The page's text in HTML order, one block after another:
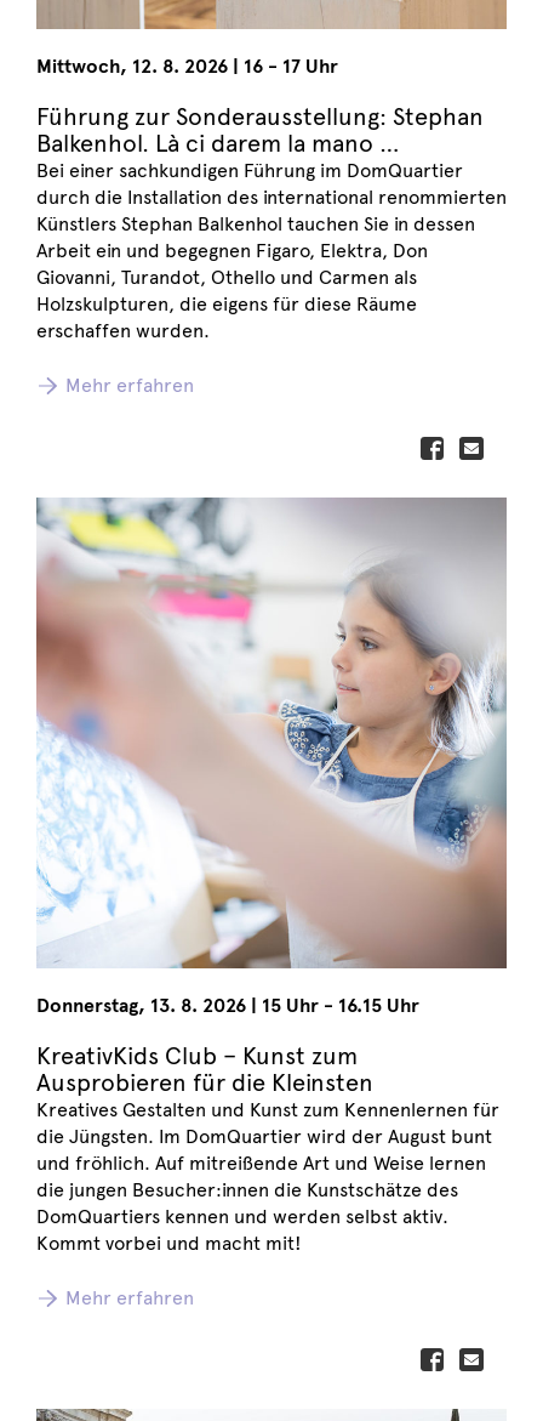
Mittwoch, 12. 8. 2026 16 - 17 Uhr
Führung zur Sonderausstellung: Stephan
Balkenhol. Là ci darem la mano …
Bei einer sachkundigen Führung im DomQuartier
durch die Installation des international renommierten
Künstlers Stephan Balkenhol tauchen Sie in dessen
Arbeit ein und begegnen Figaro, Elektra, Don
Giovanni, Turandot, Othello und Carmen als
Holzskulpturen, die eigens für diese Räume
erschaffen wurden.
Mehr erfahren
Donnerstag, 13. 8. 2026 | 15 Uhr - 16.15 Uhr
KreativKids Club – Kunst zum
Ausprobieren für die Kleinsten
Kreatives Gestalten und Kunst zum Kennenlernen für
die Jüngsten. Im DomQuartier wird der August bunt
und fröhlich. Auf mitreißende Art und Weise lernen
die jungen Besucher:innen die Kunstschätze des
DomQuartiers kennen und werden selbst aktiv.
Kommt vorbei und macht mit!
Mehr erfahren